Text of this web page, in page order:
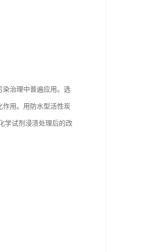
染治理中普遍应用。选
用。用防水型活性炭
学试剂浸渍处理后的改